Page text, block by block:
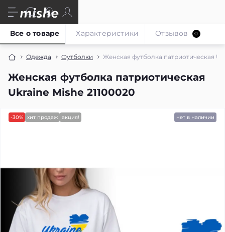
Одежда Футболки Женская футболка патриотическая
Женская футболка патриотическая
Ukraine Mishe 21100020
Все о товаре Характеристики Отзывов 0
-30% хит продаж акция! нет в наличии